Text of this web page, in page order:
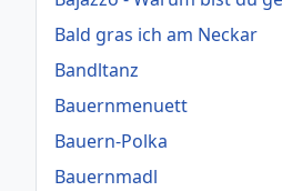
Bald gras ich am Neckar
Bandltanz
Bauernmenuett
Bauern-Polka
Bauernmadl